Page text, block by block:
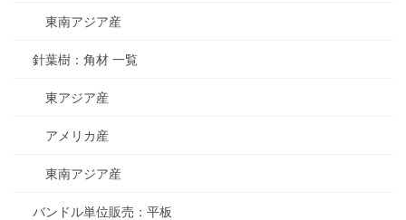
東南アジア産
針葉樹：角材 一覧
東アジア産
アメリカ産
東南アジア産
バンドル単位販売：平板